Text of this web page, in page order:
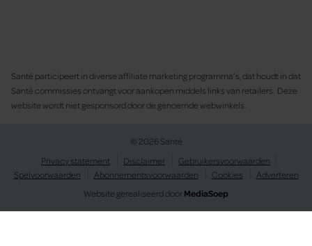
Santé participeert in diverse affiliate marketing programma’s, dat houdt in dat
Santé commissies ontvangt voor aankopen middels links van retailers. Deze
website wordt niet gesponsord door de genoemde webwinkels.
© 2026 Santé
Privacy statement
Disclaimer
Gebruikersvoorwaarden
Spelvoorwaarden
Abonnementsvoorwaarden Cookies
Adverteren
Website gerealiseerd doorMediaSoep